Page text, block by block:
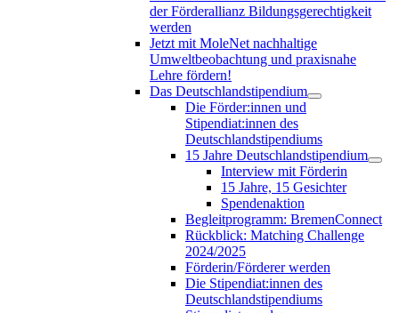
der Förderallianz Bildungsgerechtigkeit
werden
Jetzt mit MoleNet nachhaltige
Umweltbeobachtung und praxisnahe
Lehre fördern!
Das Deutschlandstipendium
Die Förder:innen und
Stipendiat:innen des
Deutschlandstipendiums
15 Jahre Deutschlandstipendium
Interview mit Förderin
15 Jahre, 15 Gesichter
Spendenaktion
Begleitprogramm: BremenConnect
Rückblick: Matching Challenge
2024/2025
Förderin/Förderer werden
Die Stipendiat:innen des
Deutschlandstipendiums